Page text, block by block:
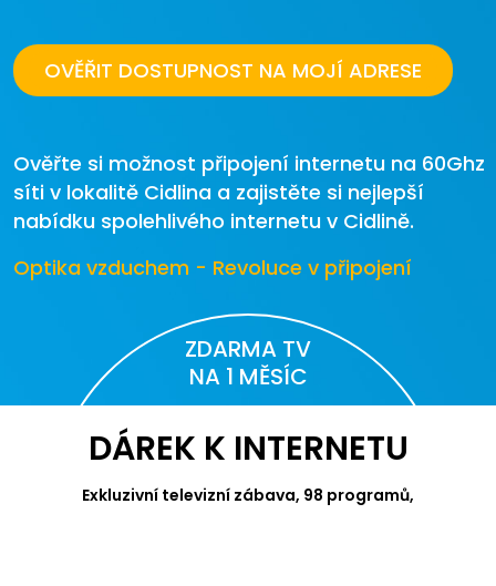
OVĚŘIT DOSTUPNOST NA MOJÍ ADRESE
Ověřte si možnost připojení internetu na 60Ghz
síti v lokalitě Cidlina a zajistěte si nejlepší
nabídku spolehlivého internetu v Cidlině.
Optika vzduchem - Revoluce v připojení
ZDARMA TV
NA 1 MĚSÍC
DÁREK K INTERNETU
Exkluzivní televizní zábava, 98 programů,